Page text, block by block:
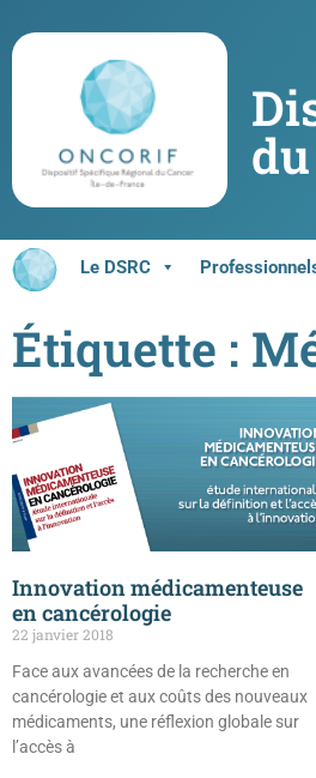
Le DSRC
Étiquette :
Innovation médicamenteuse
en cancérologie
22 janvier 2018
Face aux avancées de la recherche en
cancérologie et aux coûts des nouveaux
médicaments, une réflexion globale sur
l’accès à